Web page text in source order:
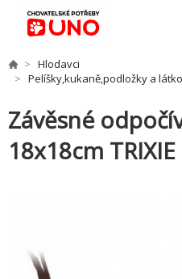
Hlodavci
Pelíšky,kukaně,podložky a
Závěsné
18x18cm TRIXIE